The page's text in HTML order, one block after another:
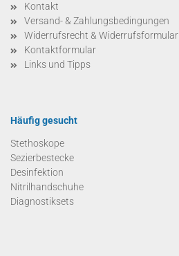
Kontakt
Versand- & Zahlungsbedingungen
Widerrufsrecht & Widerrufsformular
Kontaktformular
Links und Tipps
Häufig gesucht
Stethoskope
Sezierbestecke
Desinfektion
Nitrilhandschuhe
Diagnostiksets